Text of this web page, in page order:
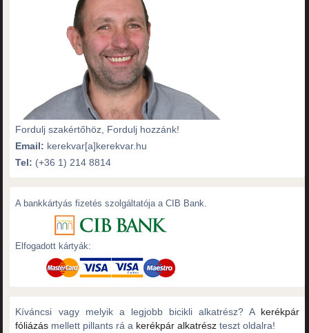
Fordulj szakértőhöz, Fordulj hozzánk!
Email: kerekvar[a]kerekvar.hu
Tel: (+36 1) 214 8814
A bankkártyás fizetés szolgáltatója a CIB Bank.
Elfogadott kártyák:
Kíváncsi vagy melyik a legjobb bicikli alkatrész? A kerékpár
fóliázás mellett pillants rá a kerékpár alkatrész teszt oldalra!